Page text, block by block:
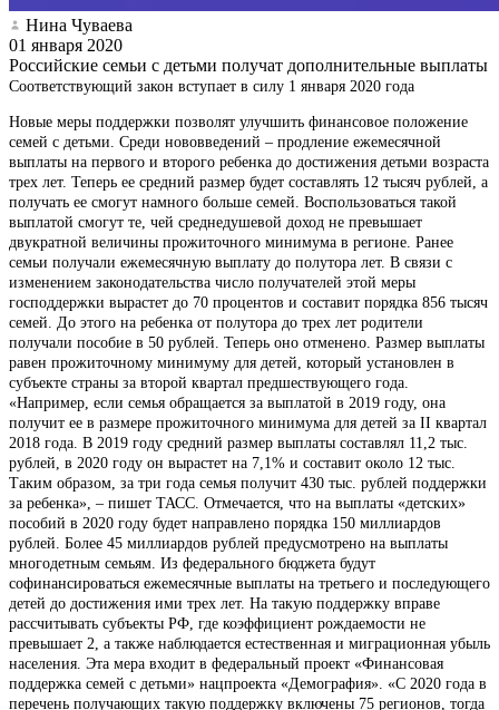
Нина Чуваева
01 января 2020
Российские семьи с детьми получат дополнительные выплаты
Соответствующий закон вступает в силу 1 января 2020 года
Новые меры поддержки позволят улучшить финансовое положение
семей с детьми. Среди нововведений – продление ежемесячной
выплаты на первого и второго ребенка до достижения детьми возраста
трех лет. Теперь ее средний размер будет составлять 12 тысяч рублей, а
получать ее смогут намного больше семей. Воспользоваться такой
выплатой смогут те, чей среднедушевой доход не превышает
двукратной величины прожиточного минимума в регионе. Ранее
семьи получали ежемесячную выплату до полутора лет. В связи с
изменением законодательства число получателей этой меры
господдержки вырастет до 70 процентов и составит порядка 856 тысяч
семей. До этого на ребенка от полутора до трех лет родители
получали пособие в 50 рублей. Теперь оно отменено. Размер выплаты
равен прожиточному минимуму для детей, который установлен в
субъекте страны за второй квартал предшествующего года.
«Например, если семья обращается за выплатой в 2019 году, она
получит ее в размере прожиточного минимума для детей за II квартал
2018 года. В 2019 году средний размер выплаты составлял 11,2 тыс.
рублей, в 2020 году он вырастет на 7,1% и составит около 12 тыс.
Таким образом, за три года семья получит 430 тыс. рублей поддержки
за ребенка», – пишет ТАСС. Отмечается, что на выплаты «детских»
пособий в 2020 году будет направлено порядка 150 миллиардов
рублей. Более 45 миллиардов рублей предусмотрено на выплаты
многодетным семьям. Из федерального бюджета будут
софинансироваться ежемесячные выплаты на третьего и последующего
детей до достижения ими трех лет. На такую поддержку вправе
рассчитывать субъекты РФ, где коэффициент рождаемости не
превышает 2, а также наблюдается естественная и миграционная убыль
населения. Эта мера входит в федеральный проект «Финансовая
поддержка семей с детьми» нацпроекта «Демография». «С 2020 года в
перечень получающих такую поддержку включены 75 регионов, тогда